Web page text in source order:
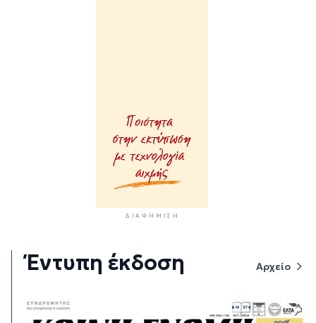
ΔΙΑΦΉΜΙΣΗ
Έντυπη έκδοση Αρχείο